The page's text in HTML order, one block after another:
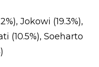
Jokowi (19.3%),
(10.5%), Soeharto